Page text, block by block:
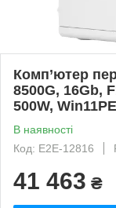
Комп’ютер
8500G, 16Gb,
500W, Win11PE
В наявності
Код: E2E-12816
41 463 ₴